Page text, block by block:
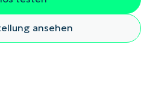
ansehen